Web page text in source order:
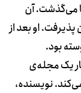
می‌گذشت. آن‌
پذیرفت. او بعد از
بود.
یک مجله‌ی
نویسنده،